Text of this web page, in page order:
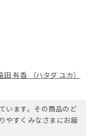
田 有香 （ハタダ ユカ）
います。その商品のど
やすくみなさまにお届